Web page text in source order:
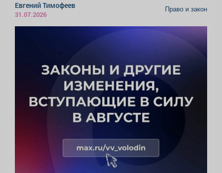
Евгений Тимофеев
31.07.2026
Право и закон